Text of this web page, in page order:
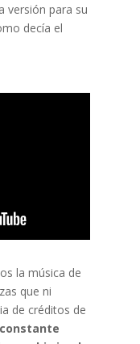
versión para su
decía el
la música de
que ni
de créditos de